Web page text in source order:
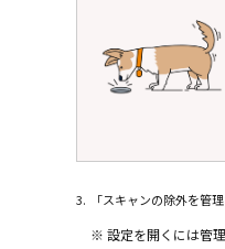
3. 「スキャンの除外を管
※ 設定を開くには管